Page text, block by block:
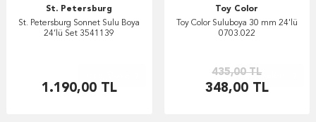
Karakalem
St. Petersburg
St. Petersburg Sonnet Sulu Boya
24’lü Set 3541139
1.190,00TL
Toy Color
Toy Color Suluboya 30 mm 24'lü
0703.022
435,00TL
348,00TL